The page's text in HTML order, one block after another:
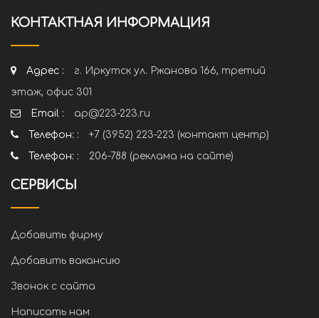
КОНТАКТНАЯ ИНФОРМАЦИЯ
Адрес :
г. Иркутск ул. Ржанова 166, третий
этаж, офис 301
Email :
ap@223-223.ru
Телефон: :
+7 (3952) 223-223 (контакт центр)
Телефон: :
206-788 (реклама на сайте)
СЕРВИСЫ
Добавить фирму
Добавить вакансию
Звонок с сайта
Написать нам